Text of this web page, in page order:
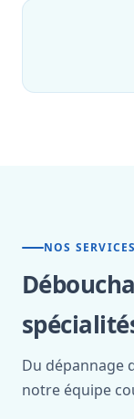
NOS SERVICES
Du dépannage
notre équipe